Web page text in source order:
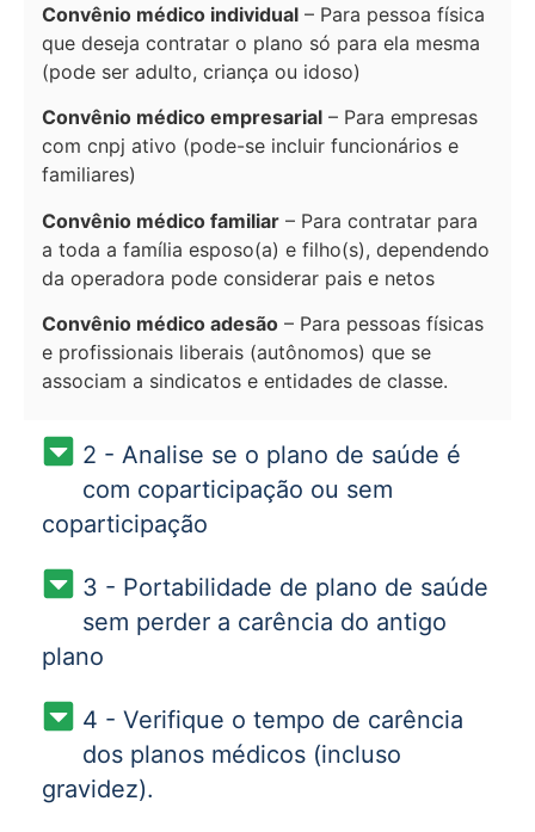
Convênio médico individual – Para pessoa física
que deseja contratar o plano só para ela mesma
(pode ser adulto, criança ou idoso)
Convênio médico empresarial – Para empresas
com cnpj ativo (pode-se incluir funcionários e
familiares)
Convênio médico familiar – Para contratar para
a toda a família esposo(a) e filho(s), dependendo
da operadora pode considerar pais e netos
Convênio médico adesão – Para pessoas físicas
e profissionais liberais (autônomos) que se
associam a sindicatos e entidades de classe.
2 - Analise se o plano de saúde é
com coparticipação ou sem
coparticipação
3 - Portabilidade de plano de saúde
sem perder a carência do antigo
plano
4 - Verifique o tempo de carência
dos planos médicos (incluso
gravidez).